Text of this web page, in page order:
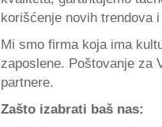
korišćenje novih trendova
Mi smo firma koja ima
zaposlene. Poštovanje za
partnere.
Zašto izabrati baš nas: